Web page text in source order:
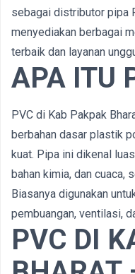
sebagai distributor pipa
menyediakan berbagai
terbaik dan layanan
APA ITU
PVC di Kab Pakpak
berbahan dasar plastik
kuat. Pipa ini dikenal
bahan kimia, dan cuaca,
Biasanya digunakan
pembuangan, ventilasi,
PVC DI